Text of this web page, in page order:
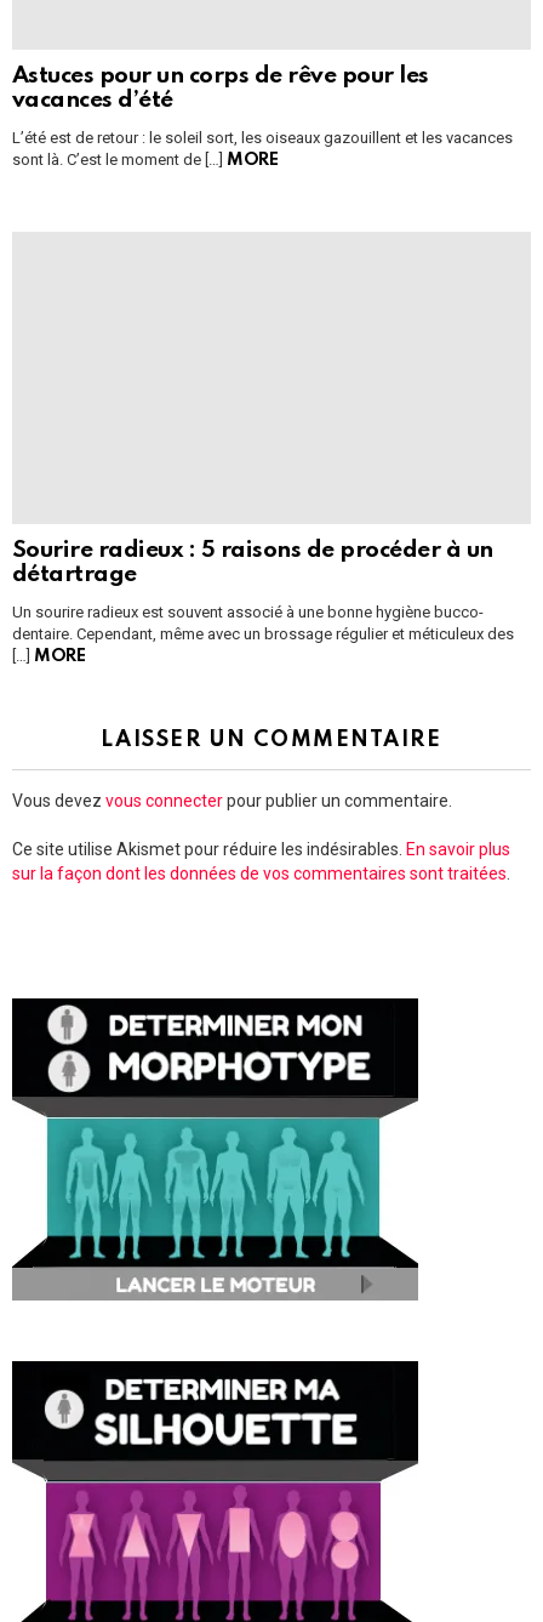
Astuces pour un corps de rêve pour les
vacances d’été
L’été est de retour : le soleil sort, les oiseaux gazouillent et les vacances
sont là. C’est le moment de […] MORE
Sourire radieux : 5 raisons de procéder à un
détartrage
Un sourire radieux est souvent associé à une bonne hygiène bucco-
dentaire. Cependant, même avec un brossage régulier et méticuleux des
[…] MORE
LAISSER UN COMMENTAIRE
Vous devez vous connecterpour publier un commentaire.
Ce site utilise Akismet pour réduire les indésirables. En savoir plus
sur la façon dont les données de vos commentaires sont traitées